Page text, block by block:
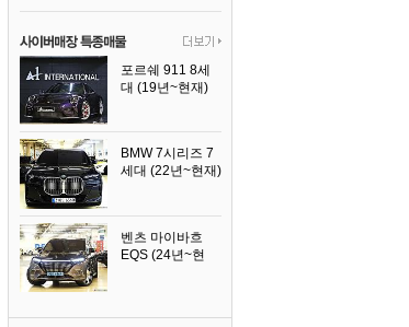
포르쉐 911 8세
대 (19년~현재)
BMW 7시리즈 7
세대 (22년~현재)
벤츠 마이바흐
EQS (24년~현